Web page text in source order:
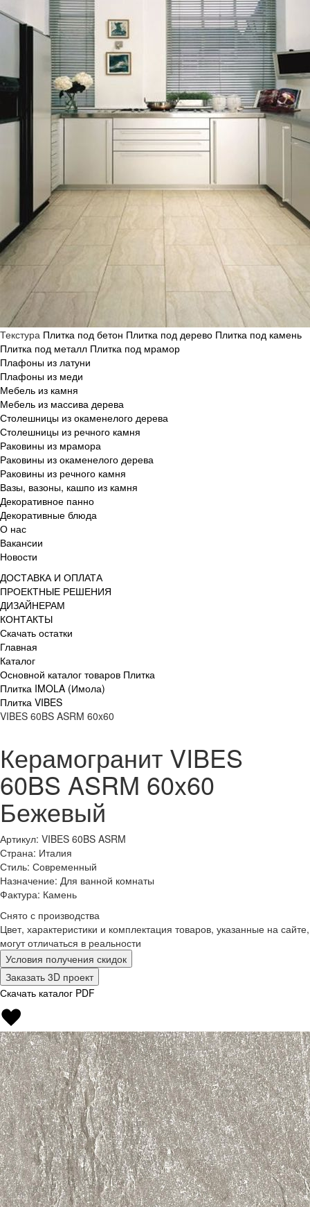
Текстура Плитка под бетон Плитка под дерево Плитка под камень
Плитка под металл Плитка под мрамор
Плафоны из латуни
Плафоны из меди
Мебель из камня
Мебель из массива дерева
Столешницы из окаменелого дерева
Столешницы из речного камня
Раковины из мрамора
Раковины из окаменелого дерева
Раковины из речного камня
Вазы, вазоны, кашпо из камня
Декоративное панно
Декоративные блюда
О нас
Вакансии
Новости
ДОСТАВКА И ОПЛАТА
ПРОЕКТНЫЕ РЕШЕНИЯ
ДИЗАЙНЕРАМ
КОНТАКТЫ
Скачать остатки
Главная
Каталог
Основной каталог товаров Плитка
Плитка IMOLA (Имола)
Плитка VIBES
VIBES 60BS ASRM 60x60
Керамогранит VIBES
60BS ASRM 60x60
Бежевый
Артикул: VIBES 60BS ASRM
Страна: Италия
Стиль: Современный
Назначение: Для ванной комнаты
Фактура: Камень
Снято с производства
Цвет, характеристики и комплектация товаров, указанные на сайте,
могут отличаться в реальности
Условия получения скидок
Заказать 3D проект
Скачать каталог PDF